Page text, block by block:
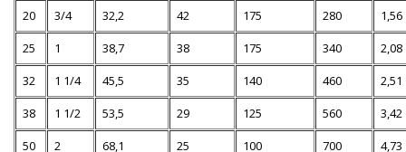
20
3/4 32,2 42 175 280
1,56
25
1 38,7 38 175 340
2,08
32
1 1/4 45,5 35 140 460
2,51
38
1 1/2 53,5 29 125 560
3,42
50
2 68,1 25 100 700 4,73